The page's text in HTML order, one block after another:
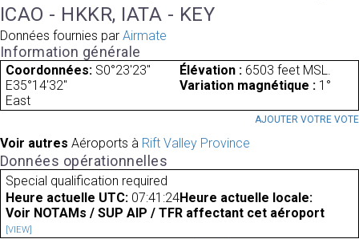
ICAO - HKKR, IATA - KEY
Données fournies par Airmate
Information générale
Coordonnées: S0°23'23"
E35°14'32"
Élévation : 6503 feet MSL.
Variation magnétique : 1°
East
AJOUTER VOTRE VOTE
Voir autres Aéroports à Rift Valley Province
Données opérationnelles
Special qualification required
Heure actuelle UTC: 07:41:24Heure actuelle locale:
Voir NOTAMs / SUP AIP / TFR affectant cet aéroport
[VIEW]